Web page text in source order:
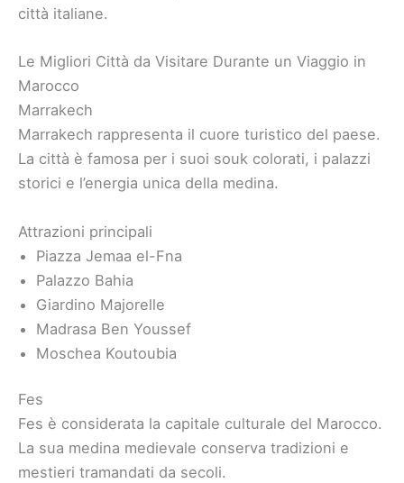
città italiane.
Le Migliori Città da Visitare Durante un Viaggio in
Marocco
Marrakech
Marrakech rappresenta il cuore turistico del paese.
La città è famosa per i suoi souk colorati, i palazzi
storici e l’energia unica della medina.
Attrazioni principali
Piazza Jemaa el-Fna
Palazzo Bahia
Giardino Majorelle
Madrasa Ben Youssef
Moschea Koutoubia
Fes
Fes è considerata la capitale culturale del Marocco.
La sua medina medievale conserva tradizioni e
mestieri tramandati da secoli.